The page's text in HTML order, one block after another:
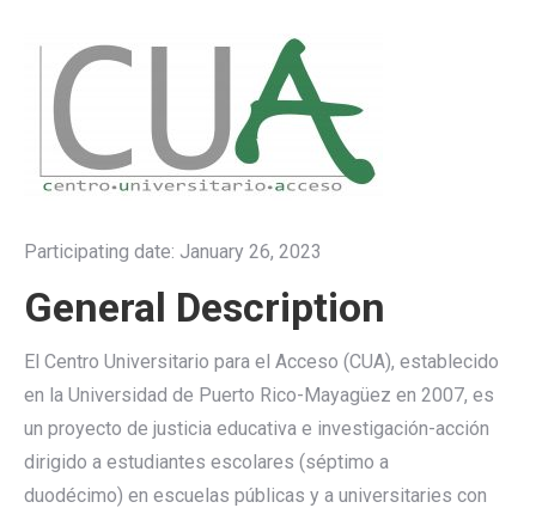
Participating date: January 26, 2023
General Description
El Centro Universitario para el Acceso (CUA), establecido
en la Universidad de Puerto Rico-Mayagüez en 2007, es
un proyecto de justicia educativa e investigación-acción
dirigido a estudiantes escolares (séptimo a
duodécimo) en escuelas públicas y a universitaries con